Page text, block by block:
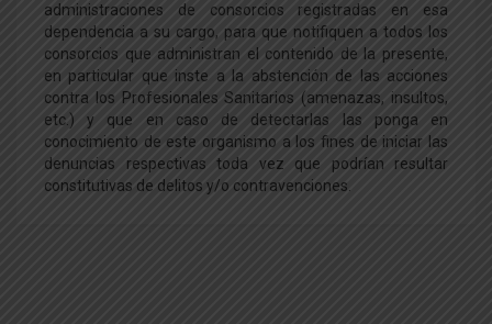
administraciones de consorcios registradas en esa
dependencia a su cargo, para que notifiquen a todos los
consorcios que administran el contenido de la presente,
en particular que inste a la abstención de las acciones
contra los Profesionales Sanitarios (amenazas, insultos,
etc.) y que en caso de detectarlas las ponga en
conocimiento de este organismo a los fines de iniciar las
denuncias respectivas toda vez que podrían resultar
constitutivas de delitos y/o contravenciones.